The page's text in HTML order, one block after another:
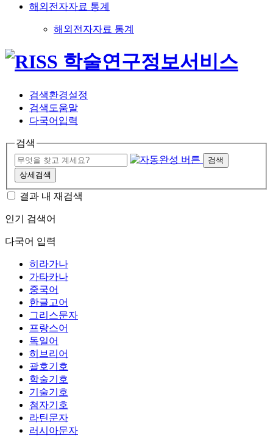
해외전자자료 통계
해외전자자료 통계
검색환경설정
검색도움말
다국어입력
검색
검색
상세검색
결과 내 재검색
인기 검색어
다국어 입력
히라가나
가타카나
중국어
한글고어
그리스문자
프랑스어
독일어
히브리어
괄호기호
학술기호
기술기호
첨자기호
라틴문자
러시아문자